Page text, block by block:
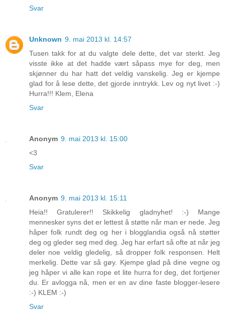
Svar
Unknown 9. mai 2013 kl. 14:57
Tusen takk for at du valgte dele dette, det var sterkt. Jeg
visste ikke at det hadde vært såpass mye for deg, men
skjønner du har hatt det veldig vanskelig. Jeg er kjempe
glad for å lese dette, det gjorde inntrykk. Lev og nyt livet :-)
Hurra!!! Klem, Elena
Svar
Anonym 9. mai 2013 kl. 15:00
<3
Svar
Anonym 9. mai 2013 kl. 15:11
Heia!! Gratulerer!! Skikkelig gladnyhet! :-) Mange
mennesker syns det er lettest å støtte når man er nede. Jeg
håper folk rundt deg og her i blogglandia også nå støtter
deg og gleder seg med deg. Jeg har erfart så ofte at når jeg
deler noe veldig gledelig, så dropper folk responsen. Helt
merkelig. Dette var så gøy. Kjempe glad på dine vegne og
jeg håper vi alle kan rope et lite hurra for deg, det fortjener
du. Er avlogga nå, men er en av dine faste blogger-lesere
:-) KLEM :-)
Svar